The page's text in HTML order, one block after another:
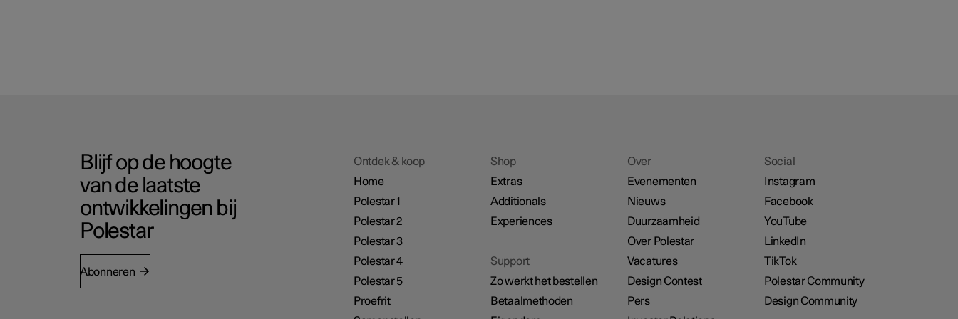
Blijf op de hoogte
van de laatste
ontwikkelingen bij
Polestar
Abonneren
Ontdek & koop
Home
Polestar 1
Polestar 2
Polestar 3
Polestar 4
Polestar 5
Proefrit
Shop
Extras
Additionals
Experiences
Support
Zo werkt het bestellen
Betaalmethoden
Over
Evenementen
Nieuws
Duurzaamheid
Over Polestar
Vacatures
Design Contest
Pers
Social
Instagram
Facebook
YouTube
LinkedIn
TikTok
Polestar Community
Design Community